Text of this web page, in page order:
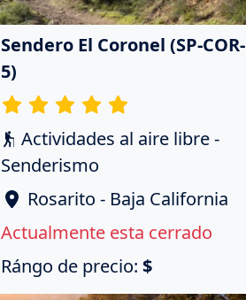
Sendero El Coronel (SP-COR-
5)
Actividades al aire libre -
Senderismo
Rosarito - Baja California
Actualmente esta cerrado
Rángo de precio: $